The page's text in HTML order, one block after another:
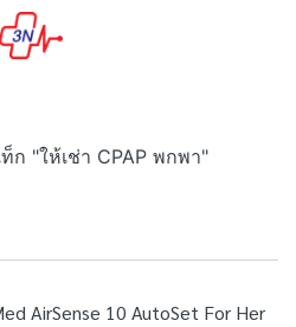
ก "ให้เช่า CPAP พกพา"
AirSense 10 AutoSet For Her